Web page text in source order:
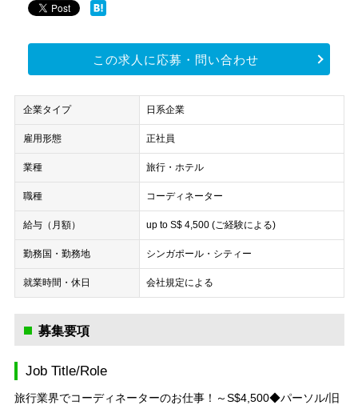
この求人に応募・問い合わせ
企業タイプ 日系企業
雇用形態 正社員
業種 旅行・ホテル
職種 コーディネーター
給与（月額） up to S$ 4,500 (ご経験による)
勤務国・勤務地 シンガポール・シティー
就業時間・休日 会社規定による
募集要項
Job Title/Role
旅行業界でコーディネーターのお仕事！～S$4,500◆パーソル/旧